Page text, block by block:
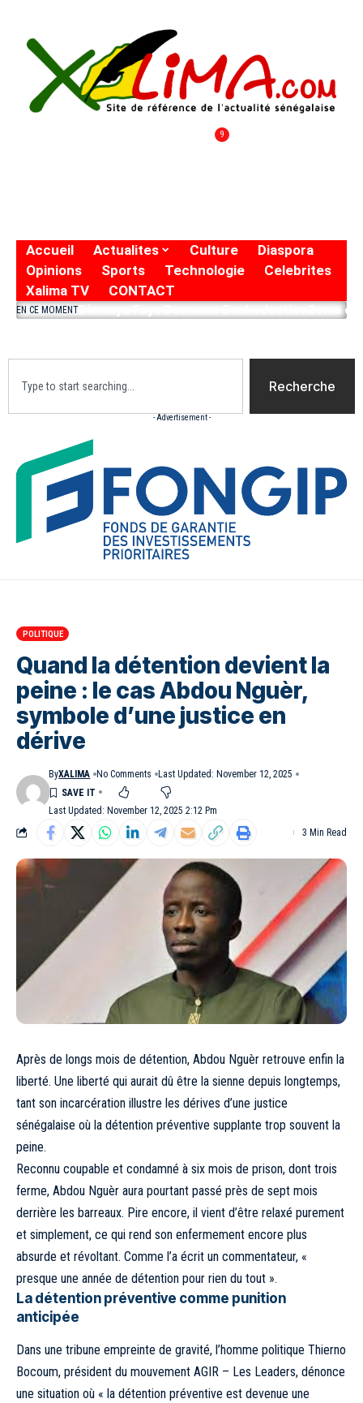
9
Accueil Actualites Culture
Diaspora
Opinions
Sports Technologie
Celebrites
Xalima TV
CONTACT
EN CE MOMENTDiomaye FayeOusmane SonkoJustice2eme
Recherche
- Advertisement -
POLITIQUE
Quand la détention devient la
peine : le cas Abdou Nguèr,
symbole d’une justice en
dérive
Last Updated: November 12, 2025 2:12 Pm
ByXALIMA No Comments Last Updated: November 12, 2025
3 Min Read
Après de longs mois de détention, Abdou Nguèr retrouve enfin la
liberté. Une liberté qui aurait dû être la sienne depuis longtemps,
tant son incarcération illustre les dérives d’une justice
sénégalaise où la détention préventive supplante trop souvent la
peine.
Reconnu coupable et condamné à six mois de prison, dont trois
ferme, Abdou Nguèr aura pourtant passé près de sept mois
derrière les barreaux. Pire encore, il vient d’être relaxé pure­ment
et simplement, ce qui rend son enfermement encore plus
absurde et révoltant. Comme l’a écrit un commentateur, «
presque une année de détention pour rien du tout ».
La détention préventive comme punition
anticipée
Dans une tribune empreinte de gravité, l’homme politique Thierno
Bocoum, président du mouvement AGIR – Les Leaders, dénonce
une situation où « la détention préventive est devenue une